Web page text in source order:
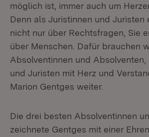
möglich ist, immer auch um
Denn als Juristinnen und Juristen
nicht nur über Rechtsfragen, Sie
über Menschen. Dafür brauchen
Absolventinnen und Absolventen,
und Juristen mit Herz und
Marion Gentges weiter.
Die drei besten Absolventinnen
zeichnete Gentges mit einer